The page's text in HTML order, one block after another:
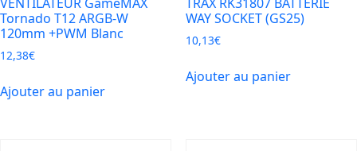
Tornado T12 ARGB-W
120mm +PWM Blanc
12,38€
Ajouter au panier
WAY SOCKET (GS25)
10,13€
Ajouter au panier